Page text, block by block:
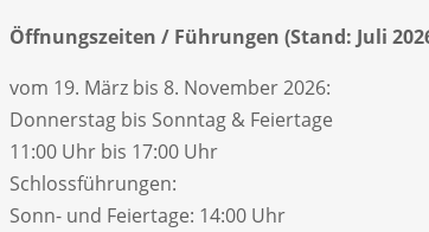
Öffnungszeiten / Führungen (Stand: Juli
vom 19. März bis 8. November 2026:
Donnerstag bis Sonntag & Feiertage
11:00 Uhr bis 17:00 Uhr
Schlossführungen:
Sonn- und Feiertage: 14:00 Uhr